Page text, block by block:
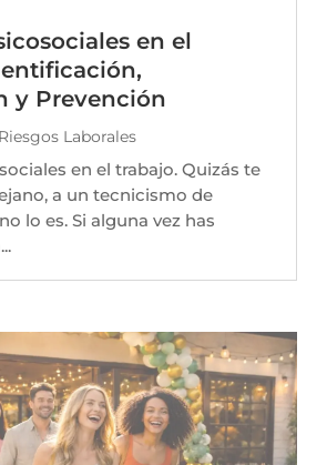
en el
y Prevención
Laborales
en el trabajo. Quizás te
a un tecnicismo de
lo es. Si alguna vez has